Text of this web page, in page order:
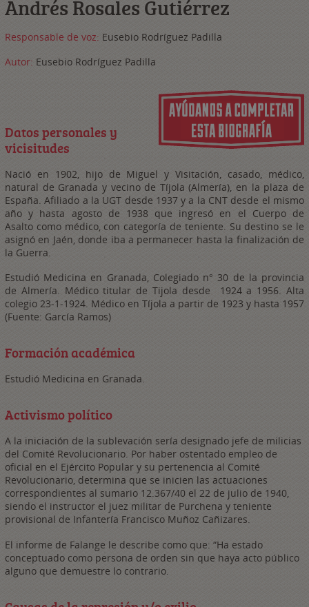
Andrés Rosales Gutiérrez
Responsable de voz: Eusebio Rodríguez Padilla
Autor: Eusebio Rodríguez Padilla
Datos personales y
vicisitudes
Nació en 1902, hijo de Miguel y Visitación, casado, médico,
natural de Granada y vecino de Tíjola (Almería), en la plaza de
España. Afiliado a la UGT desde 1937 y a la CNT desde el mismo
año y hasta agosto de 1938 que ingresó en el Cuerpo de
Asalto como médico, con categoría de teniente. Su destino se le
asignó en Jaén, donde iba a permanecer hasta la finalización de
la Guerra.
Estudió Medicina en Granada, Colegiado n° 30 de la provincia
de Almería. Médico titular de Tijola desde 1924 a 1956. Alta
colegio 23-1-1924. Médico en Tíjola a partir de 1923 y hasta 1957
(Fuente: García Ramos)
Formación académica
Estudió Medicina en Granada.
Activismo político
A la iniciación de la sublevación sería designado jefe de milicias
del Comité Revolucionario. Por haber ostentado empleo de
oficial en el Ejército Popular y su pertenencia al Comité
Revolucionario, determina que se inicien las actuaciones
correspondientes al sumario 12.367/40 el 22 de julio de 1940,
siendo el instructor el juez militar de Purchena y teniente
provisional de Infantería Francisco Muñoz Cañizares.
El informe de Falange le describe como que: “Ha estado
conceptuado como persona de orden sin que haya acto público
alguno que demuestre lo contrario.